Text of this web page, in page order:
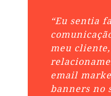
“Eu sentia
meu
email
banners no